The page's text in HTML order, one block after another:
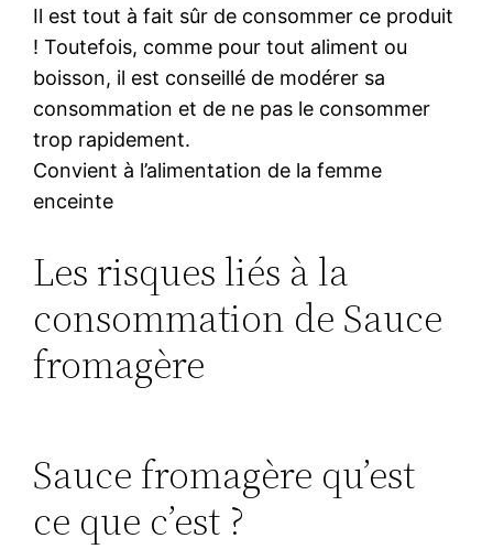
Il est tout à fait sûr de consommer ce produit
! Toutefois, comme pour tout aliment ou
boisson, il est conseillé de modérer sa
consommation et de ne pas le consommer
trop rapidement.
Convient à l’alimentation de la femme
enceinte
Les risques liés à la
consommation de Sauce
fromagère
Sauce fromagère qu’est
ce que c’est ?